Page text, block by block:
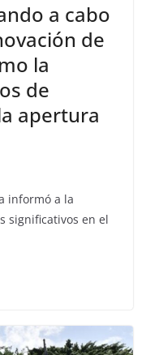
a cabo
de
la
de
apertura
informó a la
significativos en el